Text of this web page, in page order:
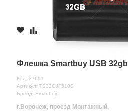
Флешка Smartbuy USB
Код: 27691
Артикул: TS32GJF510S
Бренд: Smartbuy
г.Воронеж, проезд Монтажный,